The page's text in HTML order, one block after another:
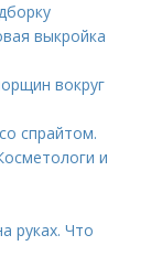
выкройка
вокруг
спрайтом.
и
руках. Что